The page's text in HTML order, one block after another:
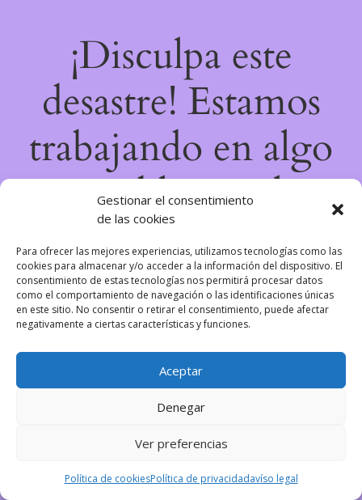
Gestionar el consentimiento
de las cookies
Para ofrecer las mejores experiencias, utilizamos tecnologías como las
cookies para almacenar y/o acceder a la información del dispositivo. El
consentimiento de estas tecnologías nos permitirá procesar datos
como el comportamiento de navegación o las identificaciones únicas
en este sitio. No consentir o retirar el consentimiento, puede afectar
negativamente a ciertas características y funciones.
Aceptar
Denegar
Ver preferencias
Política de cookiesPolítica de privacidadavíso legal
¡Disculpa este
desastre! Estamos
trabajando en algo
increíble, ¡vuelve
pronto!